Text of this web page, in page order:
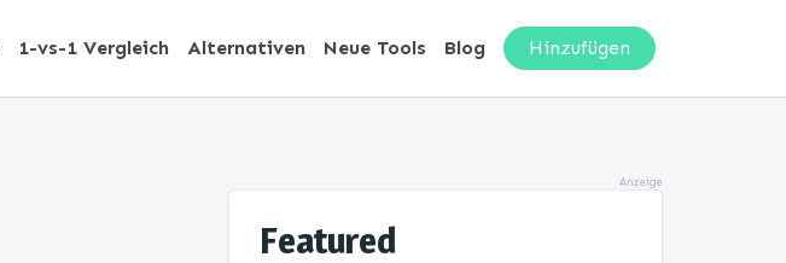
1-vs-1 Vergleich Alternativen Neue Tools Blog Hinzufügen
Anzeige
Featured